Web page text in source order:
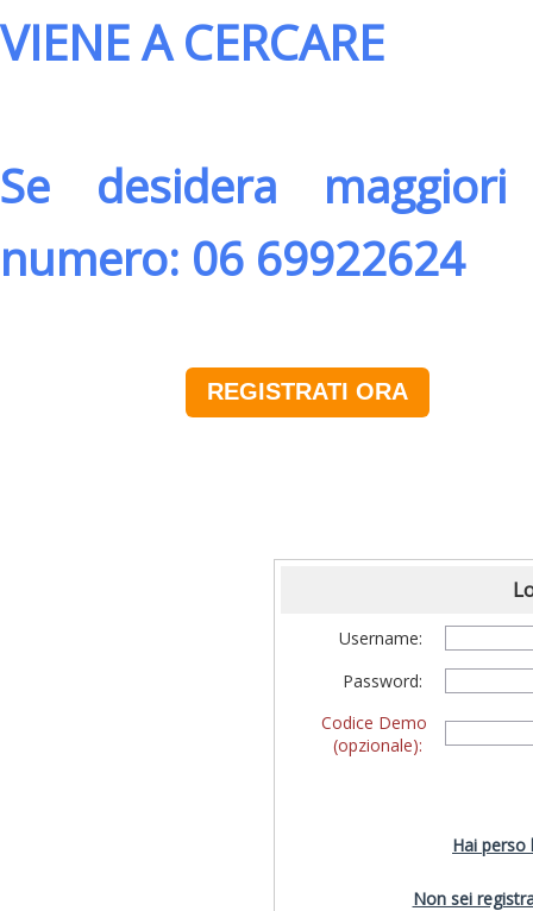
VIENE A CERCARE
Se desidera
numero: 06 69922624
REGISTRATI ORA
Username:
Password:
Codice Demo
(opzionale):
Hai perso
Non sei